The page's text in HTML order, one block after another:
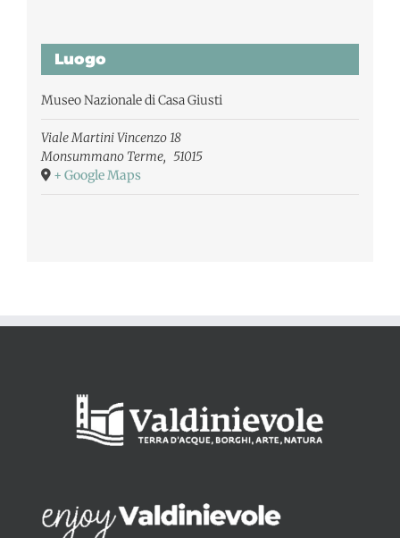
Luogo
Museo Nazionale di Casa Giusti
Viale Martini Vincenzo 18
Monsummano Terme, 51015
+ Google Maps